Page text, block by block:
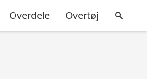
Overdele Overtøj